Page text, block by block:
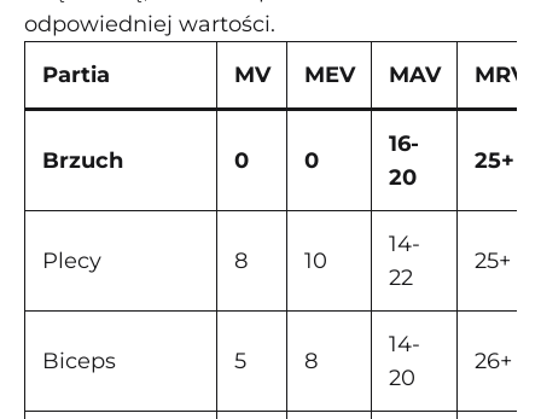
odpowiedniej wartości.
Partia
MV MEV MAV MRV
Brzuch 0 0
16-
20
25+
Plecy 8 10
14-
22
25+
Biceps 5 8
14-
20
26+